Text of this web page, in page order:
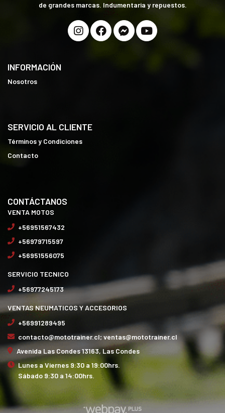
de grandes marcas. Indumentaria y repuestos.
INFORMACIÓN
Nosotros
SERVICIO AL CLIENTE
Términos y Condiciones
Contacto
CONTÁCTANOS
VENTA MOTOS
+56951567432
+56979715597
+56951556075
SERVICIO TECNICO
+56977245173
VENTAS NEUMATICOS Y ACCESORIOS
+56991289495
contacto@mototrainer.cl; ventas@mototrainer.cl
Avenida Las Condes 13163, Las Condes
Lunes a Viernes 9:30 a 19:00hrs.
Sábado 9:30 a 14:00hrs.